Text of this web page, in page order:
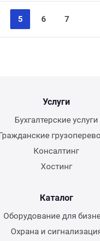
5 6
7
Услуги
Бухгалтерские услуги
Консалтинг
Хостинг
Каталог
Оборудование для
Охрана и